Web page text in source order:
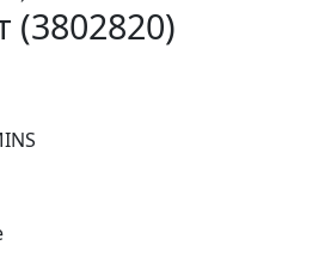
(3802820)